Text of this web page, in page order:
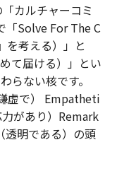
カルチャーコミ
「Solve For The C
を考える）」と
て届ける）」とい
らない核です。
虚で） Empatheti
があり）Remark
明である）の頭